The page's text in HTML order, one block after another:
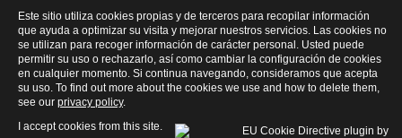
Este sitio utiliza cookies propias y de terceros para recopilar información
que ayuda a optimizar su visita y mejorar nuestros servicios. Las cookies no
se utilizan para recoger información de carácter personal. Usted puede
permitir su uso o rechazarlo, así como cambiar la configuración de cookies
en cualquier momento. Si continua navegando, consideramos que acepta
su uso. To find out more about the cookies we use and how to delete them,
see our privacy policy.
I accept cookies from this site.